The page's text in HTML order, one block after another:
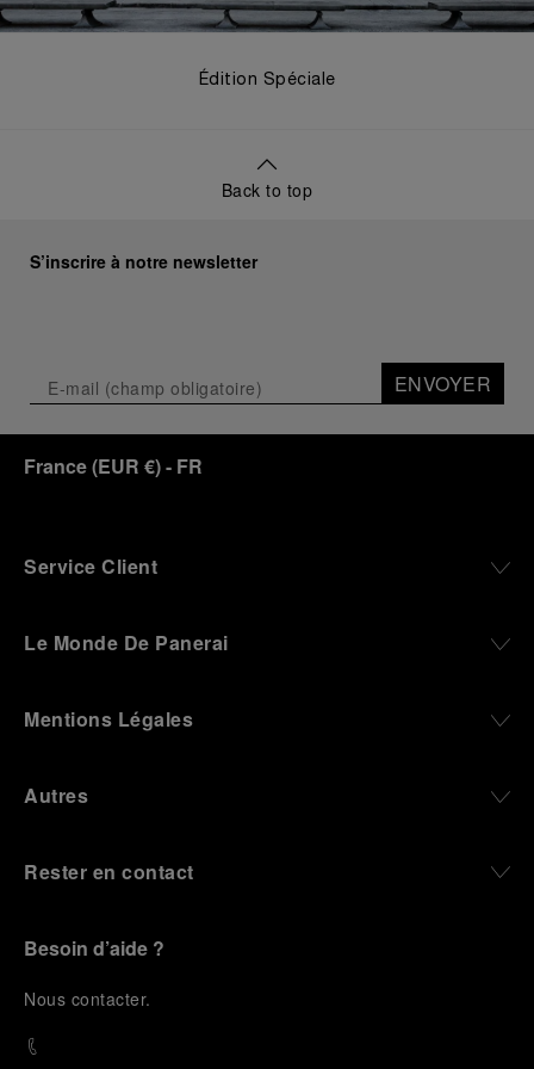
Édition Spéciale
Back to top
S’inscrire à notre newsletter
ENVOYER
France(EUR €)- FR
Service Client
Le Monde De Panerai
Mentions Légales
Autres
Rester en contact
Besoin d’aide ?
Nous contacter.